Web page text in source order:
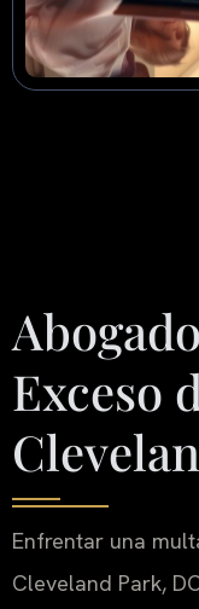
Exceso
Enfrentar una
Cleveland Park,